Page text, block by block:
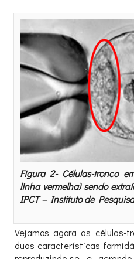
Figura 2- Células-tronco
linha vermelha) sendo
IPCT – Instituto de
Vejamos agora as células-
duas características